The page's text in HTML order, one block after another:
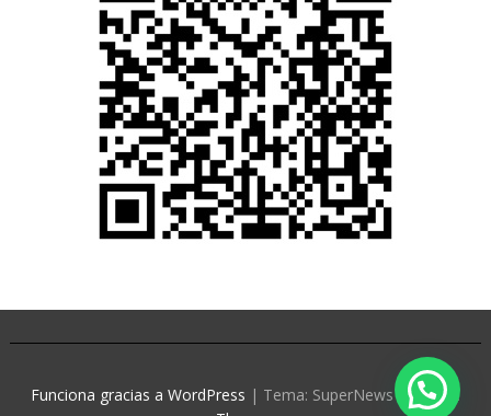
Funciona gracias a WordPress | Tema: SuperNews deAcme